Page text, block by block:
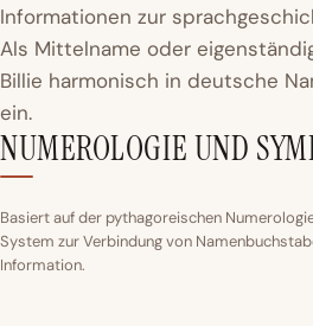
Informationen zur
Als Mittelname oder
Billie harmonisch in deutsche
ein.
NUMEROLOGIE UND
Basiert auf der pythagoreischen
System zur Verbindung von
Information.